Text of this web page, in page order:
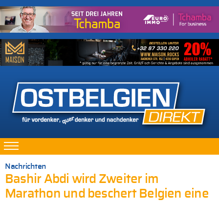
Nachrichten
Bashir Abdi wird Zweiter im
Marathon und beschert Belgien eine